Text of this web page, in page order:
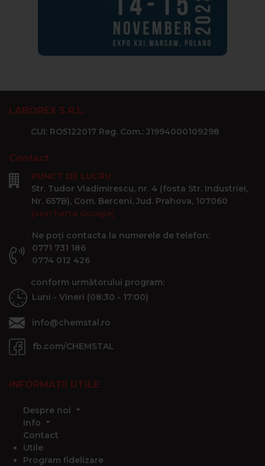
LABOREX S.R.L.
CUI: RO5122017 Reg. Com.: J1994000109298
Contact
PUNCT DE LUCRU
Str. Tudor Vladimirescu, nr. 4 (fosta Str. Industriei,
Nr. 657B), Com. Berceni, Jud. Prahova, 107060
(vezi harta Google)
Ne poți contacta la numerele de telefon:
0771 731 186
0774 012 426
conform următorului program:
Luni - Vineri (08:30 - 17:00)
info@chemstal.ro
fb.com/CHEMSTAL
INFORMAȚII UTILE
Despre noi
Info
Contact
Utile
Program fidelizare